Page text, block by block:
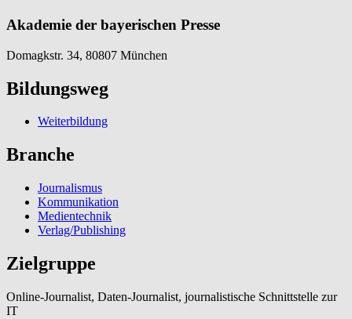
Akademie der bayerischen Presse
Domagkstr. 34, 80807 München
Bildungsweg
Weiterbildung
Branche
Journalismus
Kommunikation
Medientechnik
Verlag/Publishing
Zielgruppe
Online-Journalist, Daten-Journalist, journalistische Schnittstelle zur
IT